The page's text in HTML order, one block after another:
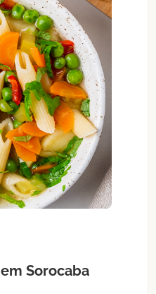
emSorocaba